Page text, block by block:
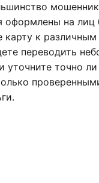
оформлены на лиц
карту к
переводить
точно ли